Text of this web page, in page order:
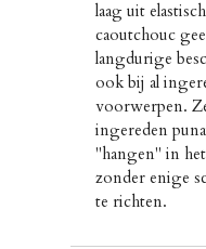
laag uit
caoutchouc
langdurige
ook bij al
voorwerpen.
ingereden
"hangen" in
zonder enige
te richten.